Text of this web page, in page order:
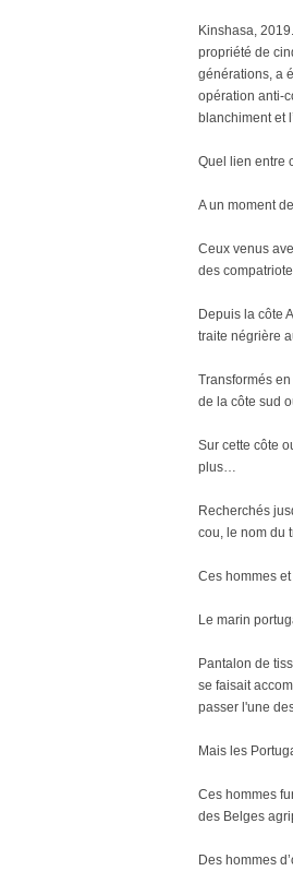
Kinshasa,
propriété de
générations, a
opération anti-
blanchiment et
Quel lien entre
A un moment
Ceux venus
des
Depuis la côte
traite négrière
Transformés
de la côte sud
Sur cette côte
plus…
Recherchés
cou, le nom du
Ces hommes
Le marin
Pantalon de
se faisait
passer l'une
Mais les
Ces hommes
des Belges
Des hommes